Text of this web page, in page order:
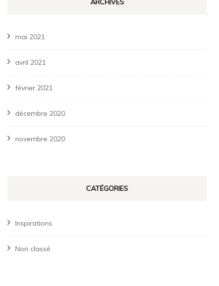
ARCHIVES
mai 2021
avril 2021
février 2021
décembre 2020
novembre 2020
CATÉGORIES
Inspirations
Non classé